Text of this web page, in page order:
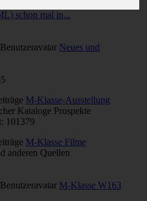
schon mal in...
Neues und
M-Klasse-Ausstellung
Kataloge Prospekte
101379
M-Klasse Filme
anderen Quellen
M-Klasse W163